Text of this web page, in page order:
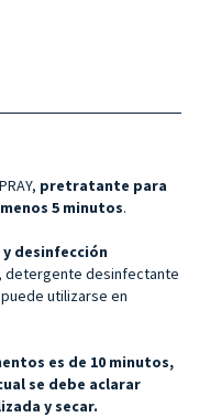
pretratante para
5 minutos.
desinfección
detergente desinfectante
utilizarse en
es de 10 minutos,
se debe aclarar
y secar.